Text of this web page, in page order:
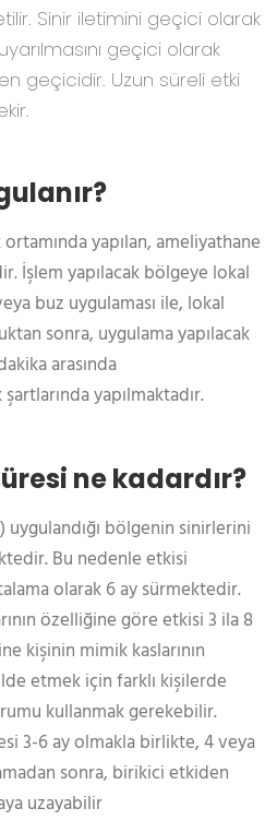
Sinir iletimini geçici olarak
geçici olarak
geçicidir. Uzun süreli etki
yapılan, ameliyathane
İşlem yapılacak bölgeye lokal
buz uygulaması ile, lokal
sonra, uygulama yapılacak
arasında
yapılmaktadır.
ne kadardır?
bölgenin sinirlerini
Bu nedenle etkisi
olarak 6 ay sürmektedir.
özelliğine göre etkisi 3 ila 8
kişinin mimik kaslarının
etmek için farklı kişilerde
kullanmak gerekebilir.
3-6 ay olmakla birlikte, 4 veya
sonra, birikici etkiden
uzayabilir